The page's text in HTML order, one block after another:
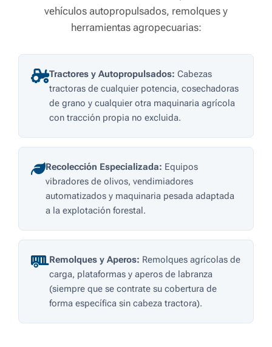
vehículos autopropulsados, remolques y
herramientas agropecuarias:
Tractores y Autopropulsados: Cabezas
tractoras de cualquier potencia, cosechadoras
de grano y cualquier otra maquinaria agrícola
con tracción propia no excluida.
Recolección Especializada: Equipos
vibradores de olivos, vendimiadores
automatizados y maquinaria pesada adaptada
a la explotación forestal.
Remolques y Aperos: Remolques agrícolas de
carga, plataformas y aperos de labranza
(siempre que se contrate su cobertura de
forma específica sin cabeza tractora).